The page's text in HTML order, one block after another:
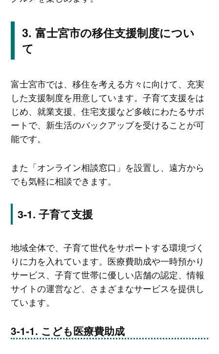
富士宮市の移住支援制度につい
て
富士宮市では、移住を考える方々に向けて、充実
した支援制度を用意しています。子育て支援をは
じめ、就業支援、住宅支援など多岐にわたるサポ
ートで、新生活のバックアップを受けることが可
能です。
また「オンライン相談窓口」を設置し、遠方から
でも気軽に相談できます。
子育て支援
地域全体で、子育て世代をサポートする環境づく
りに力を入れています。医療費助成や一時預かり
サービス、子育て世帯に優しい店舗の認定、情報
サイトの運営など、さまざまなサービスを提供し
ています。
こども医療費助成